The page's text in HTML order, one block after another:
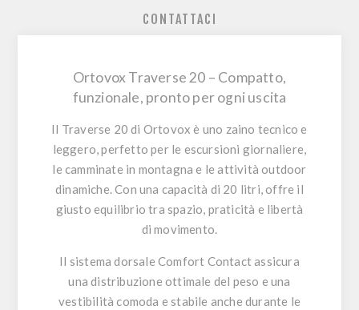
CONTATTACI
Ortovox Traverse 20 – Compatto,
funzionale, pronto per ogni uscita
Il Traverse 20 di Ortovox è uno zaino tecnico e
leggero, perfetto per le escursioni giornaliere,
le camminate in montagna e le attività outdoor
dinamiche. Con una capacità di 20 litri, offre il
giusto equilibrio tra spazio, praticità e libertà
di movimento.
Il sistema dorsale Comfort Contactassicura
una distribuzione ottimale del peso e una
vestibilità comoda e stabile anche durante le